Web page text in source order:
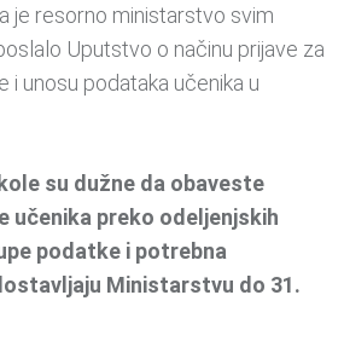
je resorno ministarstvo svim
Uputstvo o načinu prijave za
i unosu podataka učenika u
su dužne da obaveste
preko odeljenjskih
podatke i potrebna
Ministarstvu do 31.